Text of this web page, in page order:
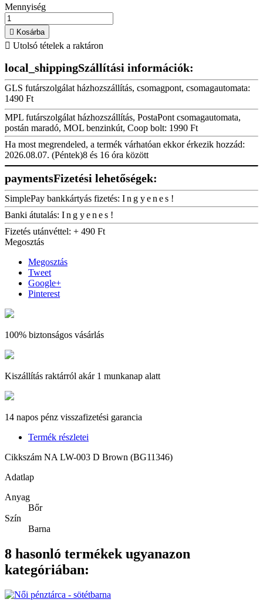
Mennyiség
 Kosárba
 Utolsó tételek a raktáron
local_shippingSzállítási információk:
GLS futárszolgálat házhozszállítás, csomagpont, csomagautomata:
1490 Ft
MPL futárszolgálat házhozszállítás, PostaPont csomagautomata,
postán maradó, MOL benzinkút, Coop bolt: 1990 Ft
Ha most megrendeled, a termék várhatóan ekkor érkezik hozzád:
2026.08.07. (Péntek)8 és 16 óra között
paymentsFizetési lehetőségek:
SimplePay bankkártyás fizetés: Ingyenes!
Banki átutalás: Ingyenes!
Fizetés utánvéttel: + 490 Ft
Megosztás
Megosztás
Tweet
Google+
Pinterest
100% biztonságos vásárlás
Kiszállítás raktárról akár 1 munkanap alatt
14 napos pénz visszafizetési garancia
Termék részletei
Cikkszám NA LW-003 D Brown (BG11346)
Adatlap
Anyag
Bőr
Szín
Barna
8 hasonló termékek ugyanazon
kategóriában: